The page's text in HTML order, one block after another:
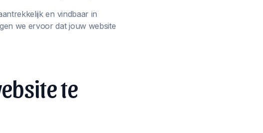
en vindbaar in
we ervoor dat jouw website
te